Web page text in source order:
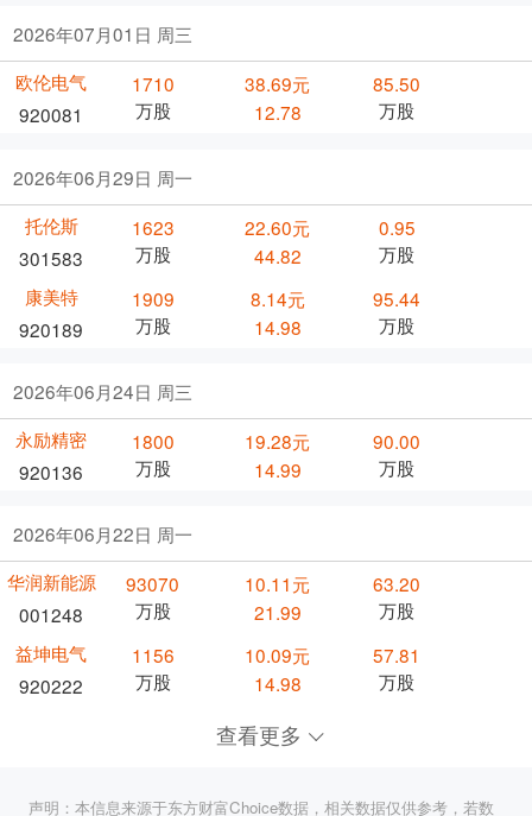
2026年07月01日 周三
欧伦电气
920081
1710
万股
38.69元
12.78
85.50
万股
2026年06月29日 周一
托伦斯
301583
1623
万股
22.60元
44.82
0.95
万股
康美特
920189
1909
万股
8.14元
14.98
95.44
万股
2026年06月24日 周三
永励精密
920136
1800
万股
19.28元
14.99
90.00
万股
2026年06月22日 周一
华润新能源
001248
93070
万股
10.11元
21.99
63.20
万股
益坤电气
920222
1156
万股
10.09元
14.98
57.81
万股
查看更多
声明：本信息来源于东方财富Choice数据，相关数据仅供参考，若数